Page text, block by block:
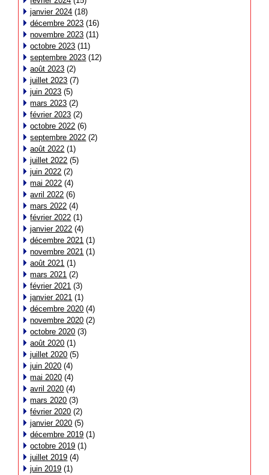
janvier 2024 (18)
décembre 2023 (16)
novembre 2023 (11)
octobre 2023 (11)
septembre 2023 (12)
août 2023 (2)
juillet 2023 (7)
juin 2023 (5)
mars 2023 (2)
février 2023 (2)
octobre 2022 (6)
septembre 2022 (2)
août 2022 (1)
juillet 2022 (5)
juin 2022 (2)
mai 2022 (4)
avril 2022 (6)
mars 2022 (4)
février 2022 (1)
janvier 2022 (4)
décembre 2021 (1)
novembre 2021 (1)
août 2021 (1)
mars 2021 (2)
février 2021 (3)
janvier 2021 (1)
décembre 2020 (4)
novembre 2020 (2)
octobre 2020 (3)
août 2020 (1)
juillet 2020 (5)
juin 2020 (4)
mai 2020 (4)
avril 2020 (4)
mars 2020 (3)
février 2020 (2)
janvier 2020 (5)
décembre 2019 (1)
octobre 2019 (1)
juillet 2019 (4)
juin 2019 (1)